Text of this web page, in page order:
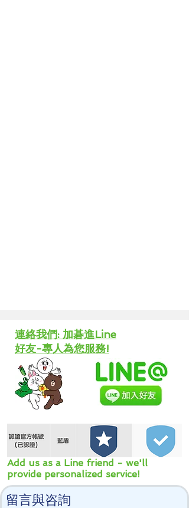
​連絡我們: 加碁進Line
好友-專人為您服務!
Add us as a Line friend - we'll
provide personalized service!
留言與咨詢